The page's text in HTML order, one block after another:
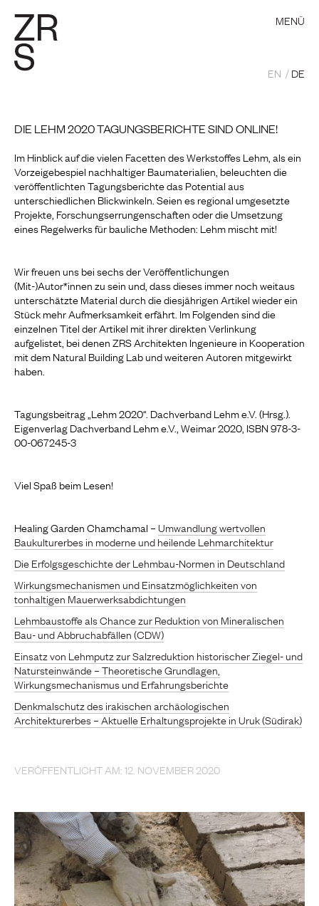
MENÜ
EN DE
DIE LEHM 2020 TAGUNGSBERICHTE SIND ONLINE!
Im Hinblick auf die vielen Facetten des Werkstoffes Lehm, als ein
Vorzeigebespiel nachhaltiger Baumaterialien, beleuchten die
veröffentlichten Tagungsberichte das Potential aus
unterschiedlichen Blickwinkeln. Seien es regional umgesetzte
Projekte, Forschungserrungenschaften oder die Umsetzung
eines Regelwerks für bauliche Methoden: Lehm mischt mit!
Wir freuen uns bei sechs der Veröffentlichungen
(Mit-)Autor*innen zu sein und, dass dieses immer noch weitaus
unterschätzte Material durch die diesjährigen Artikel wieder ein
Stück mehr Aufmerksamkeit erfährt. Im Folgenden sind die
einzelnen Titel der Artikel mit ihrer direkten Verlinkung
aufgelistet, bei denen ZRS Architekten Ingenieure in Kooperation
mit dem Natural Building Lab und weiteren Autoren mitgewirkt
haben.
Tagungsbeitrag „Lehm 2020“. Dachverband Lehm e.V. (Hrsg.).
Eigenverlag Dachverband Lehm e.V., Weimar 2020, ISBN 978-3-
00-067245-3
Viel Spaß beim Lesen!
Healing Garden Chamchamal –Umwandlung wertvollen
Baukulturerbes in moderne und heilende Lehmarchitektur
Die Erfolgsgeschichte der Lehmbau-Normen in Deutschland
Wirkungsmechanismen und Einsatzmöglichkeiten von
tonhaltigen Mauerwerksabdichtungen
Lehmbaustoffe als Chance zur Reduktion von Mineralischen
Bau- und Abbruchabfällen (CDW)
Einsatz von Lehmputz zur Salzreduktion historischer Ziegel- und
Natursteinwände – Theoretische Grundlagen,
Wirkungsmechanismus und Erfahrungsberichte
Denkmalschutz des irakischen archäologischen
Architekturerbes – Aktuelle Erhaltungsprojekte in Uruk (Südirak)
VERÖFFENTLICHT AM: 12. NOVEMBER 2020